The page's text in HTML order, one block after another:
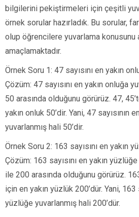
bilgilerini pekiştirmeleri için çeşitli
örnek sorular hazırladık. Bu sorular,
olup öğrencilere yuvarlama konusunu
amaçlamaktadır.
Örnek Soru 1: 47 sayısını en yakın
Çözüm: 47 sayısını en yakın onluğa
50 arasında olduğunu görürüz. 47,
yakın onluk 50’dir. Yani, 47 sayısının
yuvarlanmış hali 50’dir.
Örnek Soru 2: 163 sayısını en yakın
Çözüm: 163 sayısını en yakın
ile 200 arasında olduğunu görürüz.
için en yakın yüzlük 200’dür. Yani, 163
yüzlüğe yuvarlanmış hali 200’dür.